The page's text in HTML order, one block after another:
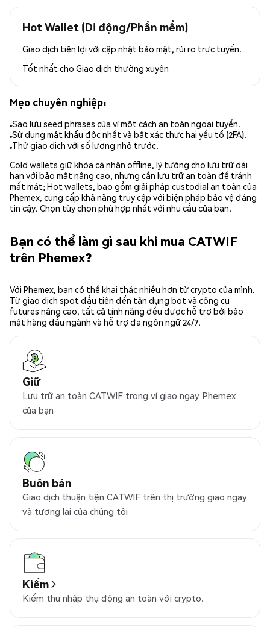
Hot Wallet (Di động/Phần mềm)
Giao dịch tiện lợi với cập nhật bảo mật, rủi ro trực tuyến.
Tốt nhất cho Giao dịch thường xuyên
Mẹo chuyên nghiệp:
Sao lưu seed phrases của ví một cách an toàn ngoại tuyến.
Sử dụng mật khẩu độc nhất và bật xác thực hai yếu tố (2FA).
Thử giao dịch với số lượng nhỏ trước.
Cold wallets giữ khóa cá nhân offline, lý tưởng cho lưu trữ dài
hạn với bảo mật nâng cao, nhưng cần lưu trữ an toàn để tránh
mất mát; Hot wallets, bao gồm giải pháp custodial an toàn của
Phemex, cung cấp khả năng truy cập với biện pháp bảo vệ đáng
tin cậy. Chọn tùy chọn phù hợp nhất với nhu cầu của bạn.
Bạn có thể làm gì sau khi mua CATWIF
trên Phemex?
Với Phemex, bạn có thể khai thác nhiều hơn từ crypto của mình.
Từ giao dịch spot đầu tiên đến tận dụng bot và công cụ
futures nâng cao, tất cả tính năng đều được hỗ trợ bởi bảo
mật hàng đầu ngành và hỗ trợ đa ngôn ngữ 24/7.
Giữ
Lưu trữ an toàn CATWIF trong ví giao ngay Phemex
của bạn
Buôn bán
Giao dịch thuận tiện CATWIF trên thị trường giao ngay
và tương lai của chúng tôi
Kiếm
Kiếm thu nhập thụ động an toàn với crypto.